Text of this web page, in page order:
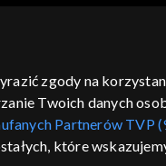
POLSKI
moje zgody
zgody na
Twoich danych
Partnerów TVP
które